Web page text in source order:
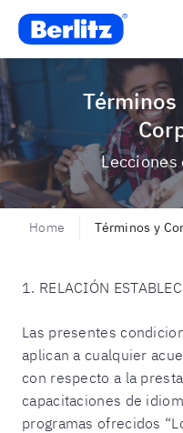
Berlitz CO
Términos y Condiciones
Home Términos y
1. RELACIÓN
Las presentes
aplican a cualquier
con respecto a la
capacitaciones de
programas ofrecidos